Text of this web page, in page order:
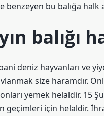
benzeyen bu balığa halk
balığı
deniz hayvanları ve
size haramdır.
yemek helaldir. 15
geçimleri için helaldir.